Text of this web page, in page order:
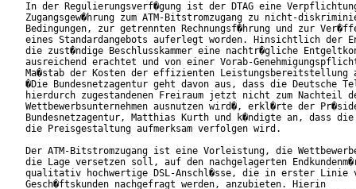
In der Regulierungsverf�gung ist der DTAG eine
Zugangsgew�hrung zum ATM-Bitstromzugang zu nicht-
Bedingungen, zur getrennten Rechnungsf�hrung und zur
eines Standardangebots auferlegt worden. Hinsichtlich der
die zust�ndige Beschlusskammer eine nachtr�gliche
ausreichend erachtet und von einer Vorab-
Ma�stab der Kosten der effizienten Leistungsbereitstellung
�Die Bundesnetzagentur geht davon aus, dass die Deutsche
hierdurch zugestandenen Freiraum jetzt nicht zum Nachteil
Wettbewerbsunternehmen ausnutzen wird�, erkl�rte der
Bundesnetzagentur, Matthias Kurth und k�ndigte an, dass die
die Preisgestaltung aufmerksam verfolgen wird.
Der ATM-Bitstromzugang ist eine Vorleistung, die
die Lage versetzen soll, auf den nachgelagerten
qualitativ hochwertige DSL-Anschl�sse, die in erster Linie
Gesch�ftskunden nachgefragt werden, anzubieten. Hierin